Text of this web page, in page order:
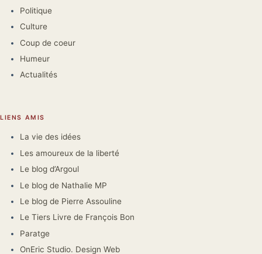
Politique
Culture
Coup de coeur
Humeur
Actualités
LIENS AMIS
La vie des idées
Les amoureux de la liberté
Le blog d’Argoul
Le blog de Nathalie MP
Le blog de Pierre Assouline
Le Tiers Livre de François Bon
Paratge
OnEric Studio. Design Web